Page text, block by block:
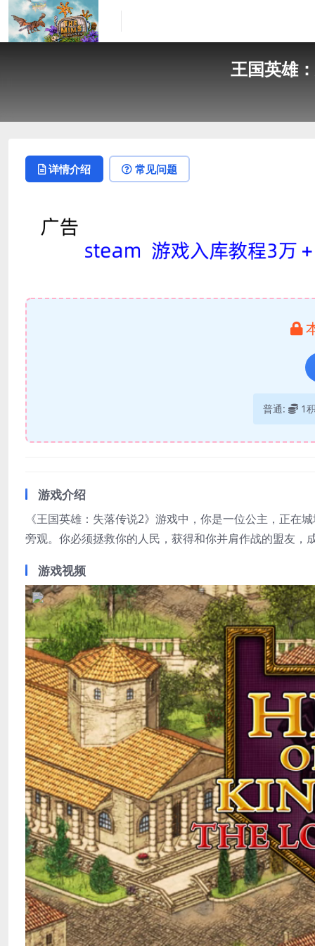
王国英雄
详情介绍 常见问题
普通: 1
游戏介绍
《王国英雄：失落传说2》游戏中，你是一位公主，正在
旁观。你必须拯救你的人民，获得和你并肩作战的盟友，
游戏视频